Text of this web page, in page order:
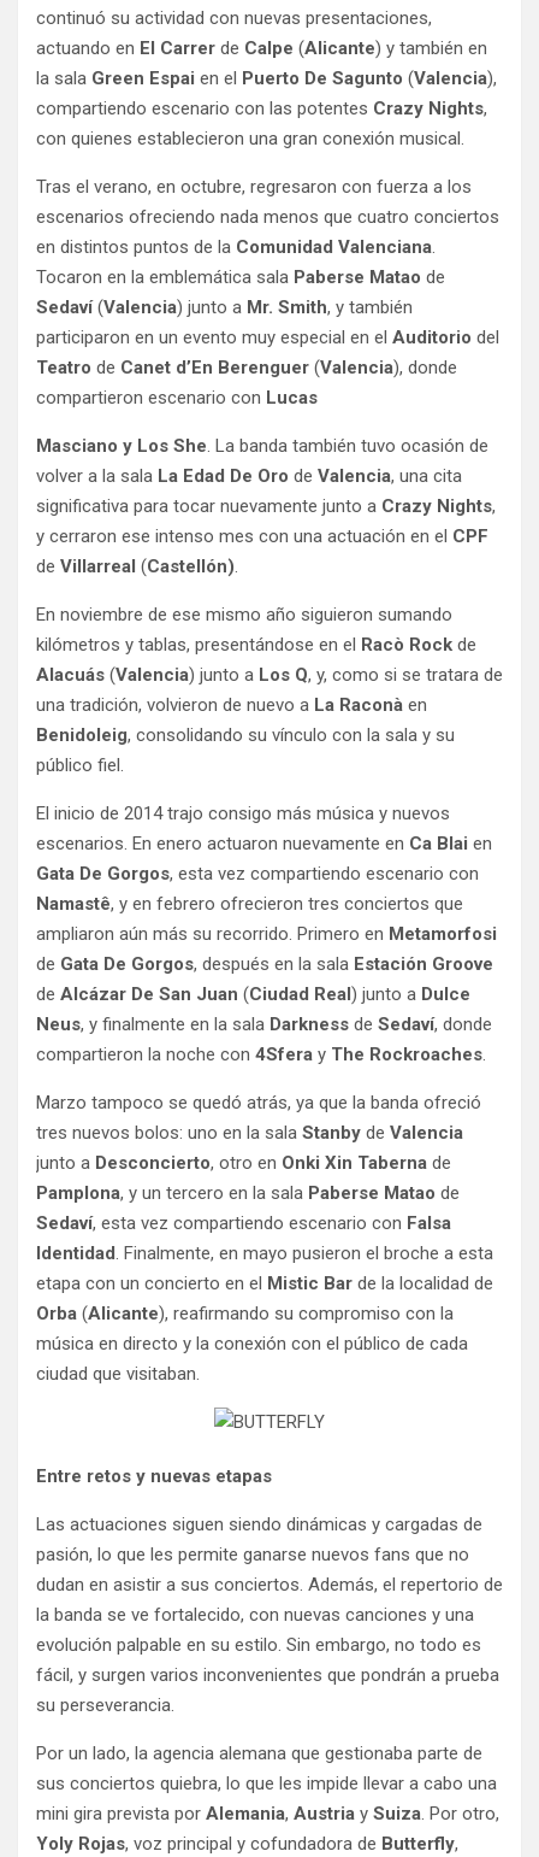
continuó su actividad con nuevas presentaciones,
actuando en El Carrer de Calpe (Alicante) y también en
la sala Green Espai en el Puerto De Sagunto (Valencia),
compartiendo escenario con las potentes Crazy Nights,
con quienes establecieron una gran conexión musical.
Tras el verano, en octubre, regresaron con fuerza a los
escenarios ofreciendo nada menos que cuatro conciertos
en distintos puntos de la Comunidad Valenciana.
Tocaron en la emblemática sala Paberse Matao de
Sedaví(Valencia) junto a Mr. Smith, y también
participaron en un evento muy especial en el Auditorio del
Teatro de Canet d’En Berenguer (Valencia), donde
compartieron escenario con Lucas
Masciano y Los She. La banda también tuvo ocasión de
volver a la sala La Edad De Oro de Valencia, una cita
significativa para tocar nuevamente junto a Crazy Nights,
y cerraron ese intenso mes con una actuación en el CPF
de Villarreal (Castellón).
En noviembre de ese mismo año siguieron sumando
kilómetros y tablas, presentándose en el Racò Rock de
Alacuás (Valencia) junto a Los Q, y, como si se tratara de
una tradición, volvieron de nuevo a La Raconà en
Benidoleig, consolidando su vínculo con la sala y su
público fiel.
El inicio de 2014 trajo consigo más música y nuevos
escenarios. En enero actuaron nuevamente en Ca Blai en
Gata De Gorgos, esta vez compartiendo escenario con
Namastê, y en febrero ofrecieron tres conciertos que
ampliaron aún más su recorrido. Primero en Metamorfosi
de Gata De Gorgos, después en la sala Estación Groove
de Alcázar De San Juan (Ciudad Real) junto a Dulce
Neus, y finalmente en la sala Darkness de Sedaví, donde
compartieron la noche con 4Sfera y The Rockroaches.
Marzo tampoco se quedó atrás, ya que la banda ofreció
tres nuevos bolos: uno en la sala Stanby de Valencia
junto a Desconcierto, otro en Onki Xin Taberna de
Pamplona, y un tercero en la sala Paberse Matao de
Sedaví, esta vez compartiendo escenario con Falsa
Identidad. Finalmente, en mayo pusieron el broche a esta
etapa con un concierto en el Mistic Bar de la localidad de
Orba (Alicante), reafirmando su compromiso con la
música en directo y la conexión con el público de cada
ciudad que visitaban.
Entre retos y nuevas etapas
Las actuaciones siguen siendo dinámicas y cargadas de
pasión, lo que les permite ganarse nuevos fans que no
dudan en asistir a sus conciertos. Además, el repertorio de
la banda se ve fortalecido, con nuevas canciones y una
evolución palpable en su estilo. Sin embargo, no todo es
fácil, y surgen varios inconvenientes que pondrán a prueba
su perseverancia.
Por un lado, la agencia alemana que gestionaba parte de
sus conciertos quiebra, lo que les impide llevar a cabo una
mini gira prevista por Alemania, Austria y Suiza. Por otro,
Yoly Rojas, voz principal y cofundadora de Butterfly,